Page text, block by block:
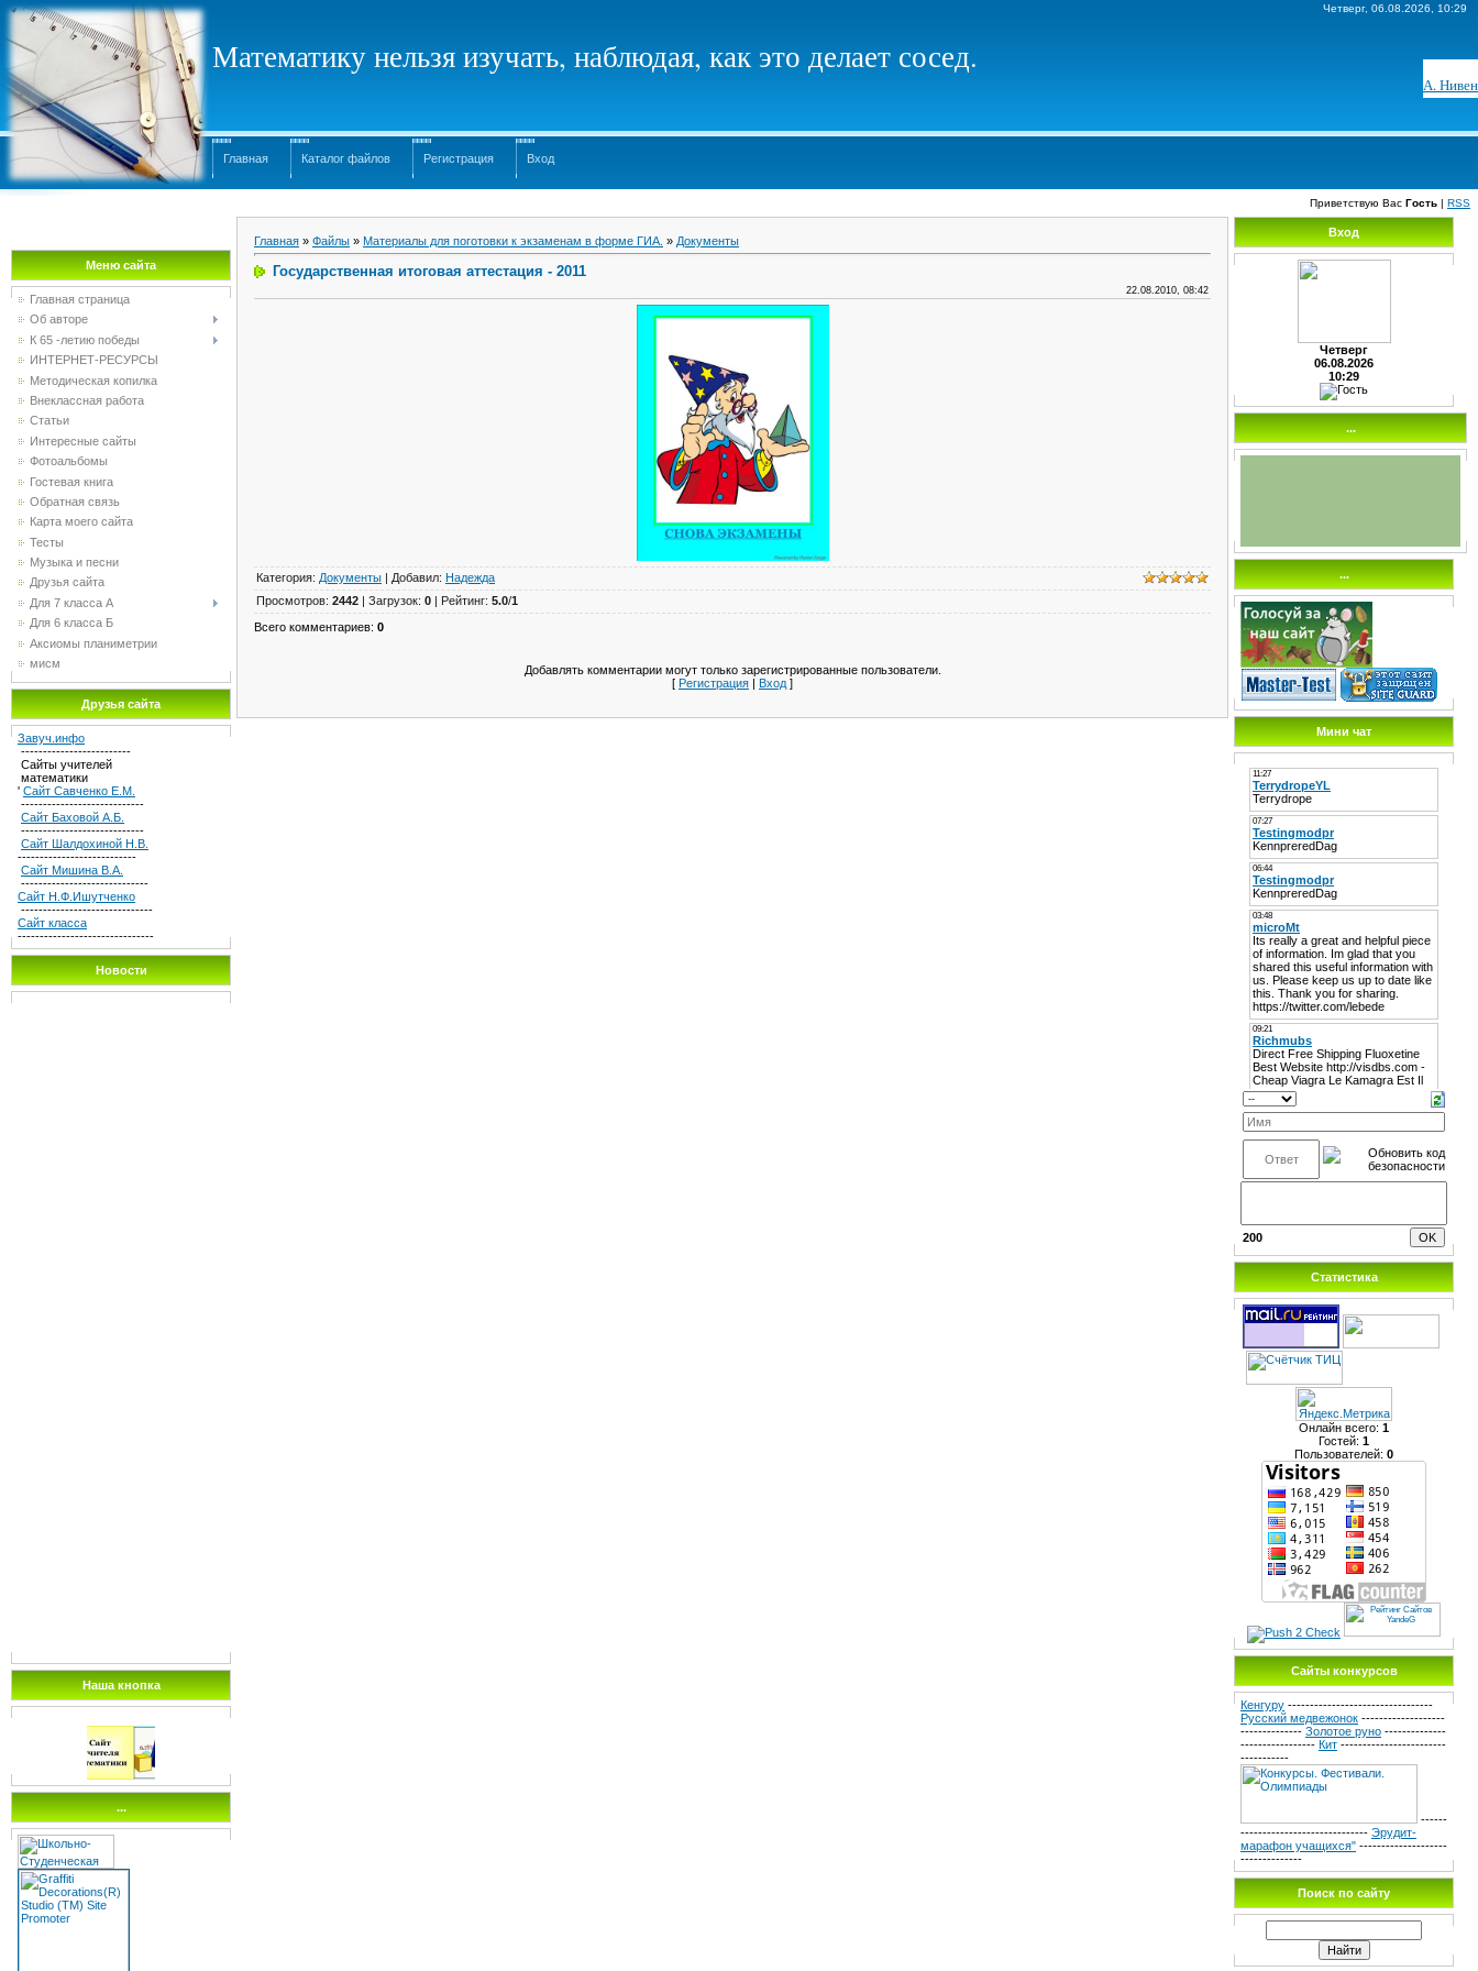
Четверг, 06.08.2026, 10:29
Математику нельзя изучать, наблюдая, как это делает сосед.
А. Нивен
Главная Каталог файлов Регистрация Вход
Приветствую Вас Гость | RSS
Меню сайта
Главная страница
Об авторе
К 65 -летию победы
ИНТЕРНЕТ-РЕСУРСЫ
Методическая копилка
Внеклассная работа
Статьи
Интересные сайты
Фотоальбомы
Гостевая книга
Обратная связь
Карта моего сайта
Тесты
Музыка и песни
Друзья сайта
Для 7 класса А
Для 6 класса Б
Аксиомы планиметрии
мисм
Друзья сайта
Завуч.инфо
-------------------------
Сайты учителей
математики
' Сайт Савченко Е.М.
----------------------------
Сайт Баховой А.Б.
----------------------------
Сайт Шалдохиной Н.В.
---------------------------
Сайт Мишина В.А.
-----------------------------
Сайт Н.Ф.Ишутченко
------------------------------
Сайт класса
-------------------------------
Новости
Наша кнопка
...
Главная » Файлы » Материалы для поготовки к экзаменам в форме ГИА. » Документы
Государственная итоговая аттестация - 2011
22.08.2010, 08:42
Категория: Документы | Добавил: Надежда
Просмотров: 2442 | Загрузок: 0 | Рейтинг: 5.0/1
Всего комментариев: 0
Добавлять комментарии могут только зарегистрированные пользователи.
[ Регистрация | Вход ]
Вход
Четверг
06.08.2026
10:29
...
...
Мини чат
200
Статистика
Онлайн всего: 1
Гостей: 1
Пользователей: 0
Сайты конкурсов
Кенгуру ---------------------------------
Русский медвежонок -------------------
-------------- Золотое руно --------------
----------------- Кит ------------------------
-----------
------
----------------------------- Эрудит-
марафон учащихся" --------------------
--------------
Поиск по сайту